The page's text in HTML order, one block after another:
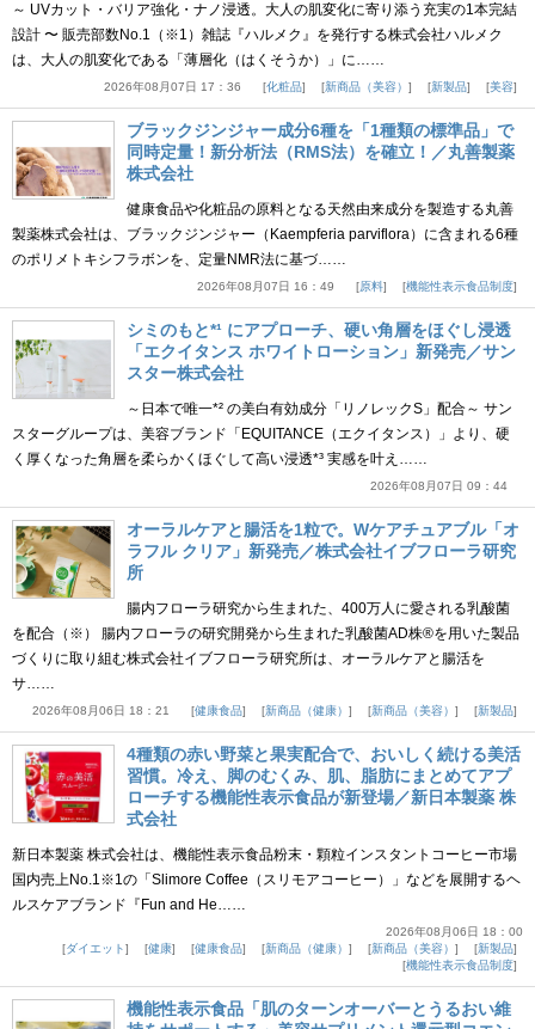
～ UVカット・バリア強化・ナノ浸透。大人の肌変化に寄り添う充実の1本完結
設計 〜 販売部数No.1（※1）雑誌『ハルメク』を発行する株式会社ハルメク
は、大人の肌変化である「薄層化（はくそうか）」に……
2026年08月07日 17：36 化粧品 新商品（美容） 新製品 美容
ブラックジンジャー成分6種を「1種類の標準品」で
同時定量！新分析法（RMS法）を確立！／丸善製薬
株式会社
健康食品や化粧品の原料となる天然由来成分を製造する丸善
製薬株式会社は、ブラックジンジャー（Kaempferia parviflora）に含まれる6種
のポリメトキシフラボンを、定量NMR法に基づ……
2026年08月07日 16：49 原料 機能性表示食品制度
シミのもと*¹ にアプローチ、硬い角層をほぐし浸透
「エクイタンス ホワイトローション」新発売／サン
スター株式会社
～日本で唯一*² の美白有効成分「リノレックS」配合～ サン
スターグループは、美容ブランド「EQUITANCE（エクイタンス）」より、硬
く厚くなった角層を柔らかくほぐして高い浸透*³ 実感を叶え……
2026年08月07日 09：44
オーラルケアと腸活を1粒で。Wケアチュアブル「オ
ラフル クリア」新発売／株式会社イブフローラ研究
所
腸内フローラ研究から生まれた、400万人に愛される乳酸菌
を配合（※） 腸内フローラの研究開発から生まれた乳酸菌AD株®を用いた製品
づくりに取り組む株式会社イブフローラ研究所は、オーラルケアと腸活を
サ……
2026年08月06日 18：21 健康食品 新商品（健康） 新商品（美容） 新製品
4種類の赤い野菜と果実配合で、おいしく続ける美活
習慣。冷え、脚のむくみ、肌、脂肪にまとめてアプ
ローチする機能性表示食品が新登場／新日本製薬 株
式会社
新日本製薬 株式会社は、機能性表示食品粉末・顆粒インスタントコーヒー市場
国内売上No.1※1の「Slimore Coffee（スリモアコーヒー）」などを展開するヘ
ルスケアブランド『Fun and He……
2026年08月06日 18：00
ダイエット
健康 健康食品 新商品（健康） 新商品（美容）
新製品
機能性表示食品制度
機能性表示食品「肌のターンオーバーとうるおい維